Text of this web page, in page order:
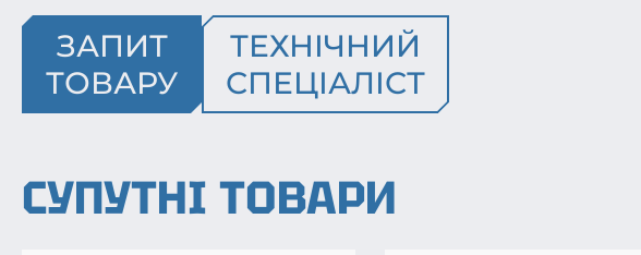
ЗАПИТ
ТОВАРУ
ТЕХНІЧНИЙ
СПЕЦІАЛІСТ
СУПУТНІ ТОВАРИ